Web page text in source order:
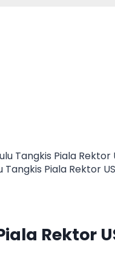
Piala Rektor
Rektor